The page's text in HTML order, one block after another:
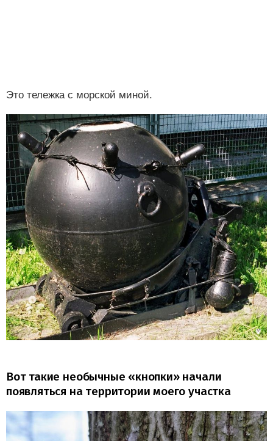
Это тележка с морской миной.
Вот такие необычные «кнопки» начали
появляться на территории моего участка